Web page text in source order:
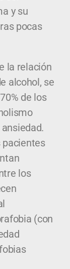
y su
pocas
la relación
alcohol, se
de los
pacientes
los
(con